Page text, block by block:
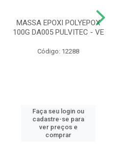
MASSA EPOXI POLYEPOX
100G DA005 PULVITEC - VE
Código: 12288
Faça seu login ou
cadastre-se para
ver preços e
comprar